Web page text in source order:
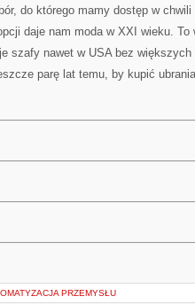
do którego mamy dostęp w chwili
daje nam moda w XXI wieku. To
szafy nawet w USA bez
parę lat temu, by kupić
PRZEMYSŁU